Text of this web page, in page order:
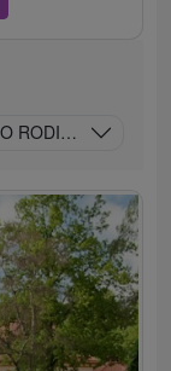
RODIČE: POBYT